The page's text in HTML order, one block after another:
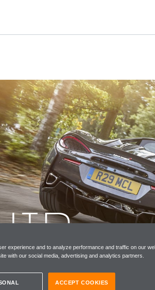
experience and to analyze performance and traffic on our
with our social media, advertising and analytics partners.
ACCEPT COOKIES